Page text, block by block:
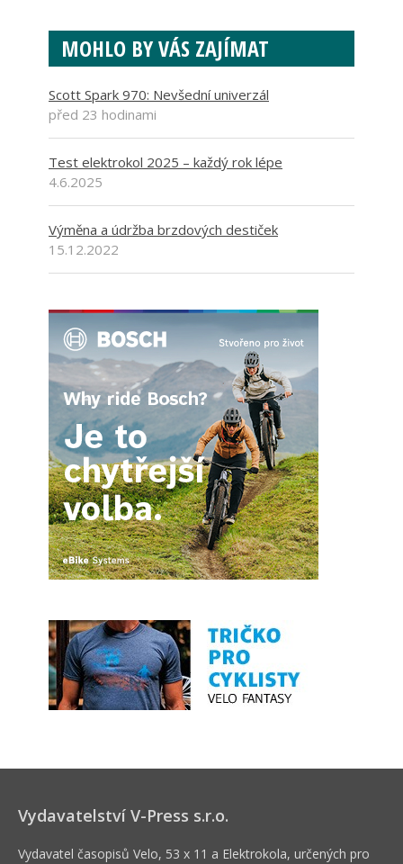
MOHLO BY VÁS ZAJÍMAT
Scott Spark 970: Nevšední univerzál
před 23 hodinami
Test elektrokol 2025 – každý rok lépe
4.6.2025
Výměna a údržba brzdových destiček
15.12.2022
Vydavatelství V-Press s.r.o.
Vydavatel časopisů Velo, 53 x 11 a Elektrokola, určených pro